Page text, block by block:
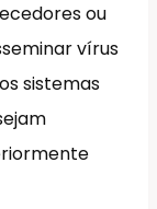
ou
vírus
sistemas